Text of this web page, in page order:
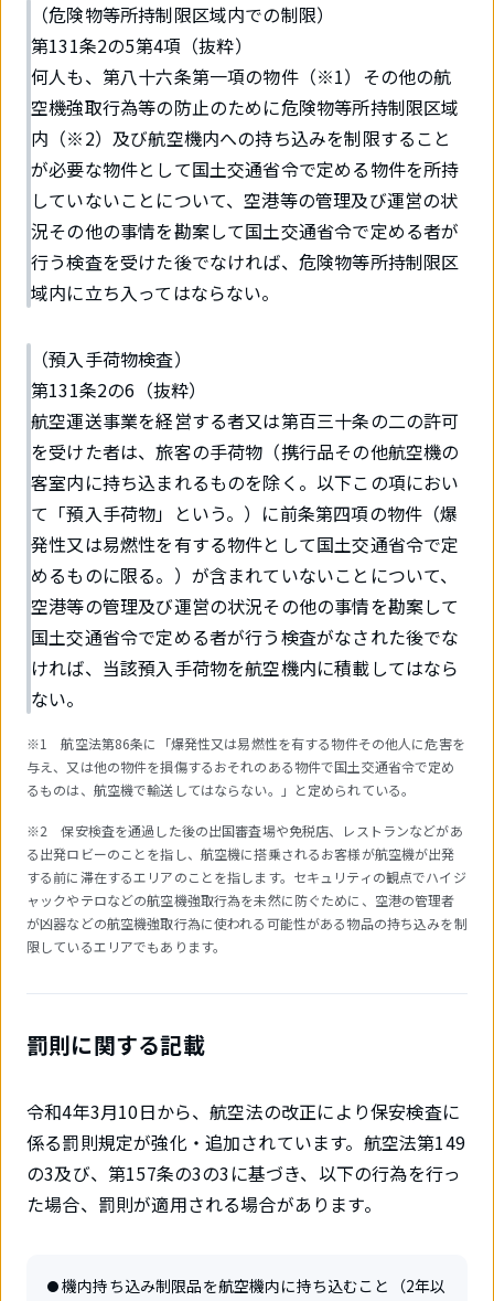
（危険物等所持制限区域内での制限）
第131条2の5第4項（抜粋）
何人も、第八十六条第一項の物件（※1）その他の航
空機強取行為等の防止のために危険物等所持制限区域
内（※2）及び航空機内への持ち込みを制限すること
が必要な物件として国土交通省令で定める物件を所持
していないことについて、空港等の管理及び運営の状
況その他の事情を勘案して国土交通省令で定める者が
行う検査を受けた後でなければ、危険物等所持制限区
域内に立ち入ってはならない。
（預入手荷物検査）
第131条2の6（抜粋）
航空運送事業を経営する者又は第百三十条の二の許可
を受けた者は、旅客の手荷物（携行品その他航空機の
客室内に持ち込まれるものを除く。以下この項におい
て「預入手荷物」という。）に前条第四項の物件（爆
発性又は易燃性を有する物件として国土交通省令で定
めるものに限る。）が含まれていないことについて、
空港等の管理及び運営の状況その他の事情を勘案して
国土交通省令で定める者が行う検査がなされた後でな
ければ、当該預入手荷物を航空機内に積載してはなら
ない。
※1 航空法第86条に「爆発性又は易燃性を有する物件その他人に危害を
与え、又は他の物件を損傷するおそれのある物件で国土交通省令で定め
るものは、航空機で輸送してはならない。」と定められている。
※2 保安検査を通過した後の出国審査場や免税店、レストランなどがあ
る出発ロビーのことを指し、航空機に搭乗されるお客様が航空機が出発
する前に滞在するエリアのことを指します。セキュリティの観点でハイジ
ャックやテロなどの航空機強取行為を未然に防ぐために、空港の管理者
が凶器などの航空機強取行為に使われる可能性がある物品の持ち込みを制
限しているエリアでもあります。
罰則に関する記載
令和4年3月10日から、航空法の改正により保安検査に
係る罰則規定が強化・追加されています。航空法第149
の3及び、第157条の3の3に基づき、以下の行為を行っ
た場合、罰則が適用される場合があります。
機内持ち込み制限品を航空機内に持ち込むこと（2年以